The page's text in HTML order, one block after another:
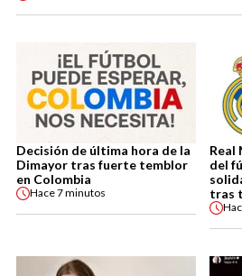
Decisión de última hora de la
Dimayor tras fuerte temblor
en Colombia
Hace7 minutos
Real
del
tras